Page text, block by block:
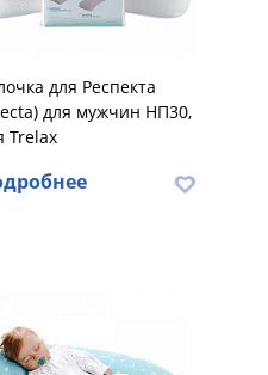
для Респекта
для мужчин НП30,
Trelax